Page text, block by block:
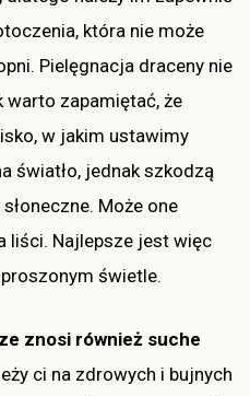
która nie może
Pielęgnacja draceny nie
warto zapamiętać, że
w jakim ustawimy
światło, jednak szkodzą
Może one
liści. Najlepsze jest więc
świetle.
znosi również suche
ci na zdrowych i bujnych